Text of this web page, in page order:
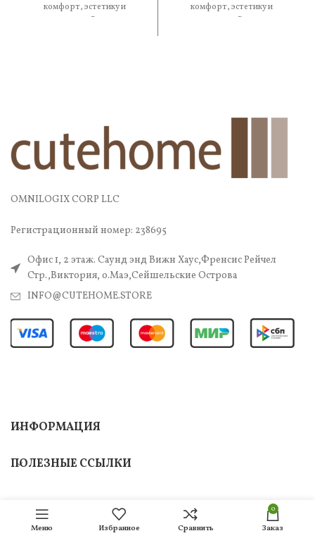
комфорт, эстетику и
практичность. В составе —
комфорт, эстетику и
практичность. В составе —
OMNILOGIX CORP LLC
Регистрационный номер: 238695
Офис 1, 2 этаж. Саунд энд Вижн Хаус,Френсис Рейчел
Стр.,Виктория, о.Маэ,Сейшельские Острова
INFO@CUTEHOME.STORE
ИНФОРМАЦИЯ
ПОЛЕЗНЫЕ ССЫЛКИ
Меню Избранное Сравнить
0
Заказ